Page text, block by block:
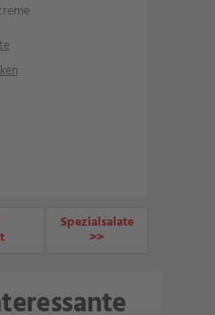
Spezialsalate
>>